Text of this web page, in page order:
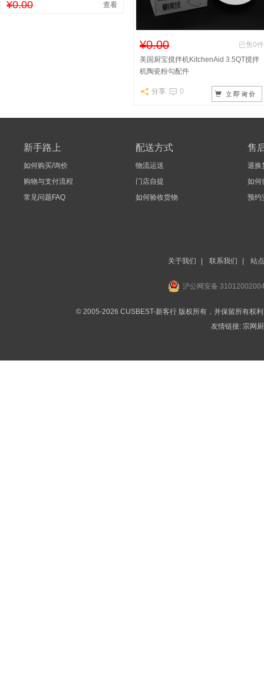
¥0.00 查看
¥0.00
已售0件
美国厨宝搅拌机KitchenAid 3.5QT搅拌
机陶瓷粉勾配件
分享 0
新手路上
如何购买/询价
购物与支付流程
常见问题FAQ
配送方式
物流运送
门店自提
如何验收货物
售
退换
如何
预约
关于我们 联系我们 站
沪公网安备
© 2005-2026 CUSBEST-新客行 版权所有，并保留所有权
友情链接: 宗网